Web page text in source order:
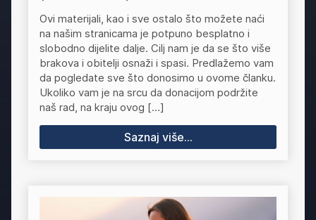
Ovi materijali, kao i sve ostalo što možete naći
na našim stranicama je potpuno besplatno i
slobodno dijelite dalje. Cilj nam je da se što više
brakova i obitelji osnaži i spasi. Predlažemo vam
da pogledate sve što donosimo u ovome članku.
Ukoliko vam je na srcu da donacijom podržite
naš rad, na kraju ovog […]
Saznaj više...